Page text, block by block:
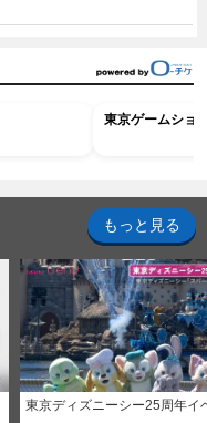
東京ゲームショ
もっと見る
東京ディズニーシー25周年イ